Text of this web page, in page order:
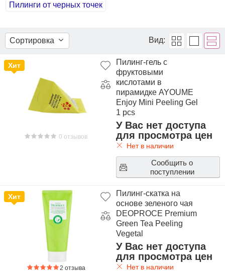
Пилинги от черных точек
Сортировка Вид:
0 отзывов
Хит
Пилинг-гель с
фруктовыми
кислотами в
пирамидке AYOUME
Enjoy Mini Peeling Gel
1 pcs
У Вас нет доступа
для просмотра цен
Нет в наличии
Сообщить о
поступлении
2 отзыва
Хит
Пилинг-скатка на
основе зеленого чая
DEOPROCE Premium
Green Tea Peeling
Vegetal
У Вас нет доступа
для просмотра цен
Нет в наличии